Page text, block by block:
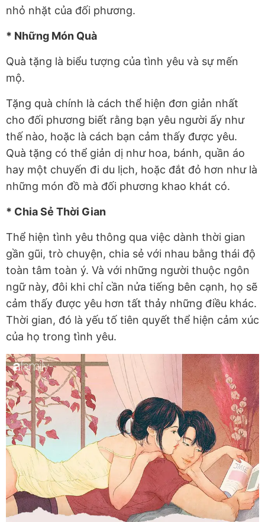
nhỏ nhặt của đối phương.
* Những Món Quà
Quà tặng là biểu tượng của tình yêu và sự mến
mộ.
Tặng quà chính là cách thể hiện đơn giản nhất
cho đối phương biết rằng bạn yêu người ấy như
thế nào, hoặc là cách bạn cảm thấy được yêu.
Quà tặng có thể giản dị như hoa, bánh, quần áo
hay một chuyến đi du lịch, hoặc đắt đỏ hơn như là
những món đồ mà đối phương khao khát có.
* Chia Sẻ Thời Gian
Thể hiện tình yêu thông qua việc dành thời gian
gần gũi, trò chuyện, chia sẻ với nhau bằng thái độ
toàn tâm toàn ý. Và với những người thuộc ngôn
ngữ này, đôi khi chỉ cần nửa tiếng bên cạnh, họ sẽ
cảm thấy được yêu hơn tất thảy những điều khác.
Thời gian, đó là yếu tố tiên quyết thể hiện cảm xúc
của họ trong tình yêu.